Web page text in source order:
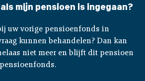
mijn pensioen is ingegaan?
uw vorige pensioenfonds in
kunnen behandelen? Dan kan
niet meer en blijft dit pensioen